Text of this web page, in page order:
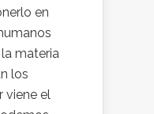
en
materia
los
viene el